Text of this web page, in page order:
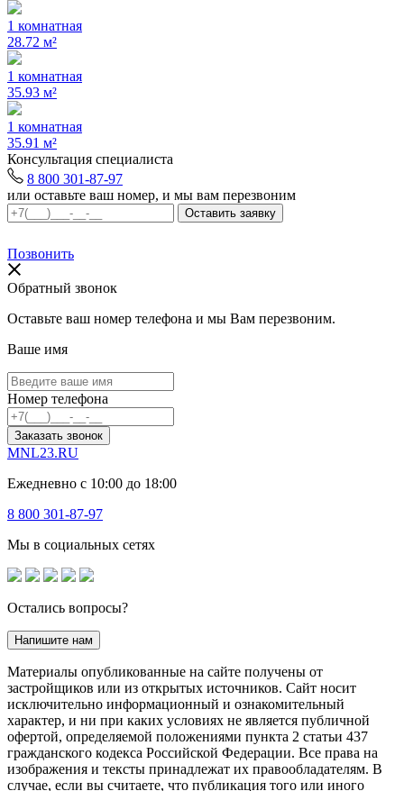
1 комнатная
28.72 м²
1 комнатная
35.93 м²
1 комнатная
35.91 м²
Консультация специалиста
8 800 301-87-97
или оставьте ваш номер, и мы вам перезвоним
Позвонить
Обратный звонок
Оставьте ваш номер телефона и мы Вам перезвоним.
Ваше имя
Номер телефона
Заказать звонок
MNL23.RU
Ежедневно с 10:00 до 18:00
8 800 301-87-97
Мы в социальных сетях
Остались вопросы?
Напишите нам
Материалы опубликованные на сайте получены от
застройщиков или из открытых источников. Сайт носит
исключительно информационный и ознакомительный
характер, и ни при каких условиях не является публичной
офертой, определяемой положениями пункта 2 статьи 437
гражданского кодекса Российской Федерации. Все права на
изображения и тексты принадлежат их правообладателям. В
случае, если вы считаете, что публикация того или иного